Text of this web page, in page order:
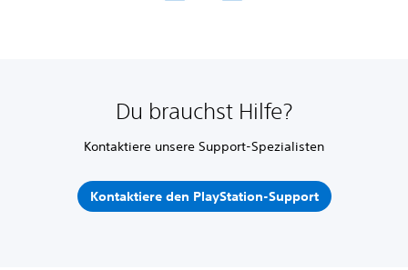
Du brauchst Hilfe?
Kontaktiere unsere Support-Spezialisten
Kontaktiere den PlayStation-Support